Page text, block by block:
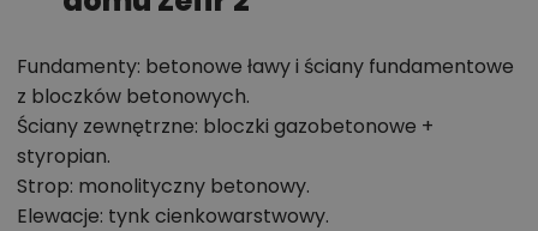
przestrzeń komunikacyjną zamiast klasycznego
korytarza.
Na poddaszu zaplanowano trzy sypialnie oraz
dużą łazienkę.
Jedna z sypialni została połączona z własną
Fundamenty: betonowe ławy i ściany fundamentowe
z bloczków betonowych.
Ściany zewnętrzne: bloczki gazobetonowe +
styropian.
Strop: monolityczny betonowy.
Elewacje: tynk cienkowarstwowy.